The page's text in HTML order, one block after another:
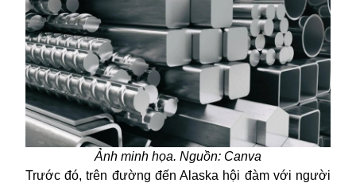
Ảnh minh họa. Nguồn: Canva
Trước đó, trên đường đến Alaska hội đàm với người